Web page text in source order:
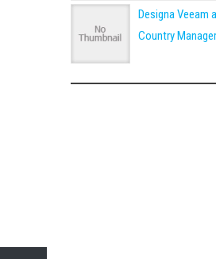
Designa Veeam
Country